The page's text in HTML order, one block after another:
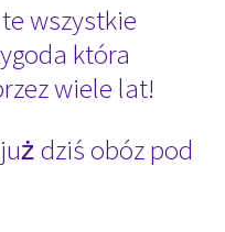
wszystkie
która
wiele lat!
dziś obóz pod